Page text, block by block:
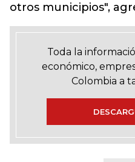
otros municipios",
Toda la
económico,
Colombia a